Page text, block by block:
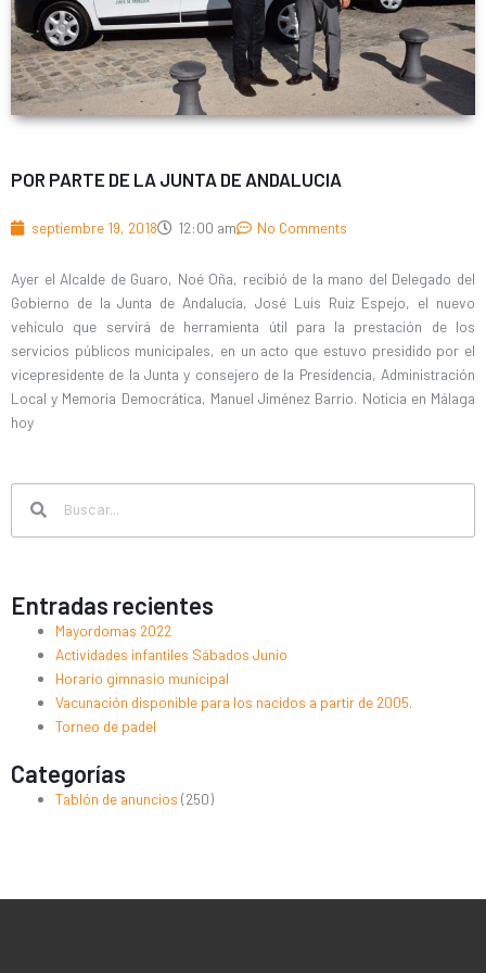
POR PARTE DE LA JUNTA DE ANDALUCIA
septiembre 19, 2018 12:00 am No Comments
Ayer el Alcalde de Guaro, Noé Oña, recibió de la mano del Delegado del
Gobierno de la Junta de Andalucía, José Luis Ruiz Espejo, el nuevo
vehículo que servirá de herramienta útil para la prestación de los
servicios públicos municipales, en un acto que estuvo presidido por el
vicepresidente de la Junta y consejero de la Presidencia, Administración
Local y Memoria Democrática, Manuel Jiménez Barrio. Noticia en Málaga
hoy
Entradas recientes
Mayordomas 2022
Actividades infantiles Sábados Junio
Horario gimnasio municipal
Vacunación disponible para los nacidos a partir de 2005.
Torneo de padel
Categorías
Tablón de anuncios (250)